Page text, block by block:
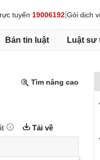
tuyến 19006192 Gói dịch
Bản tin luật Luật sư
Tìm nâng cao
Tải về